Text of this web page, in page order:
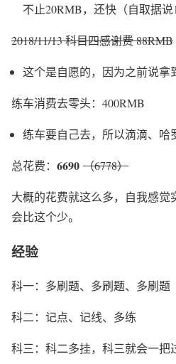
不止20RMB，还快（自取据说
2018/11/13 科目四感谢费 88RMB
这个是自愿的，因为之前说拿
练车消费去零头：400RMB
练车要自己去，所以滴滴、哈
总花费： 6690 （6778）
大概的花费就这么多，自我感觉
会比这个少。
经验
科一：多刷题、多刷题、多刷题
科二：记点、记线、多练
科三：科二多挂，科三就会一把